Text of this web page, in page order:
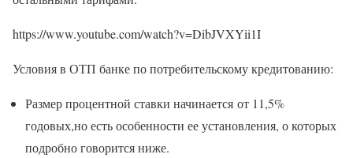
https://www.youtube.com/watch?v=DibJVXYii1I
Условия в ОТП банке по потребительскому кредитованию:
Размер процентной ставки начинается от 11,5%
годовых,но есть особенности ее установления, о которых
подробно говорится ниже.